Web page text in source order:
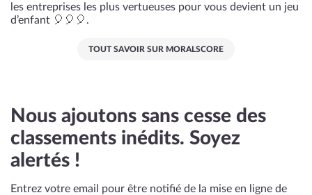
les entreprises les plus vertueuses pour vous devient un jeu
d’enfant 🎈🎈🎈.
TOUT SAVOIR SUR MORALSCORE
Nous ajoutons sans cesse des
classements inédits. Soyez
alertés !
Entrez votre email pour être notifié de la mise en ligne de